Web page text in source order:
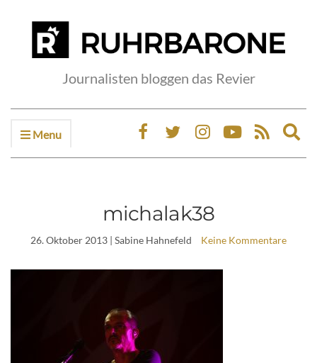
Journalisten bloggen das Revier
Menu
michalak38
26. Oktober 2013 | Sabine Hahnefeld Keine Kommentare